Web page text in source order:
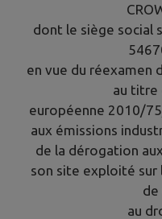
dont le siège social
en vue du réexamen
au titre
européenne 2010/
aux émissions
de la dérogation
son site exploité
de
au